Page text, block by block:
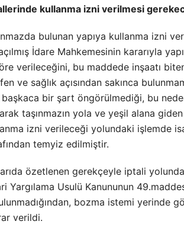
kullanma izni verilmesi
bulunan yapıya kullanma izni
İdare Mahkemesinin kararıyla
verileceğini, bu maddede inşaatı
ve sağlık açısından sakınca
başkaca bir şart öngörülmediği, bu
taşınmazın yola ve yeşil alana
izni verileceği yolundaki işlemde
temyiz edilmiştir.
özetlenen gerekçeyle iptali
Yargılama Usulü Kanununun
bozma istemi yerinde
verildi.